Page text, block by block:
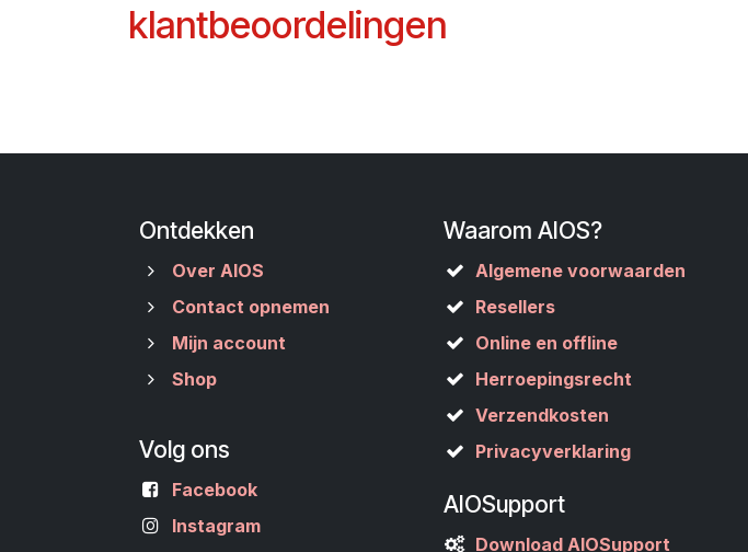
klantbeoordelingen
Ontdekken
Over AIOS
Contact opnemen
Mijn account
Shop
Waarom AIOS?
Algemene voorwaarden
Resellers
Online en offline
Herroepingsrecht
Verzendkosten
Privacyverklaring
Volg ons
Facebook
Instagram
AIOSupport
Download AIOSupport